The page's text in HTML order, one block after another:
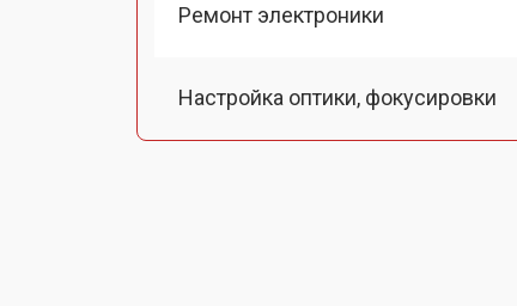
Ремонт электроники
Настройка оптики, фокусировки